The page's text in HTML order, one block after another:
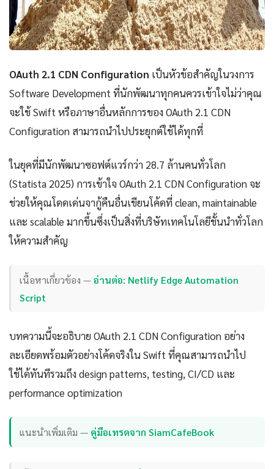
OAuth 2.1 CDN Configuration เป็นหัวข้อสำคัญในวงการ
Software Development ที่นักพัฒนาทุกคนควรเข้าใจไม่ว่าคุณ
จะใช้ Swift หรือภาษาอื่นหลักการของ OAuth 2.1 CDN
Configuration สามารถนำไปประยุกต์ใช้ได้ทุกที่
ในยุคที่มีนักพัฒนาซอฟต์แวร์กว่า 28.7 ล้านคนทั่วโลก
(Statista 2025) การเข้าใจ OAuth 2.1 CDN Configuration จะ
ช่วยให้คุณโดดเด่นจากู้คืนอื่นเขียนโค้ดที่ clean, maintainable
และ scalable มากขึ้นซึ่งเป็นสิ่งที่บริษัทเทคโนโลยีชั้นนำทั่วโลก
ให้ความสำคัญ
เนื้อหาเกี่ยวข้อง —อ่านต่อ: Netlify Edge Automation
Script
บทความนี้จะอธิบาย OAuth 2.1 CDN Configuration อย่าง
ละเอียดพร้อมตัวอย่างโค้ดจริงใน Swift ที่คุณสามารถนำไป
ใช้ได้ทันทีรวมถึง design patterns, testing, CI/CD และ
performance optimization
แนะนำเพิ่มเติม — คู่มือเทรดจาก SiamCafeBook